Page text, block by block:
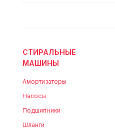
СТИРАЛЬНЫЕ
МАШИНЫ
Амортизаторы
Насосы
Подшипники
Шланги